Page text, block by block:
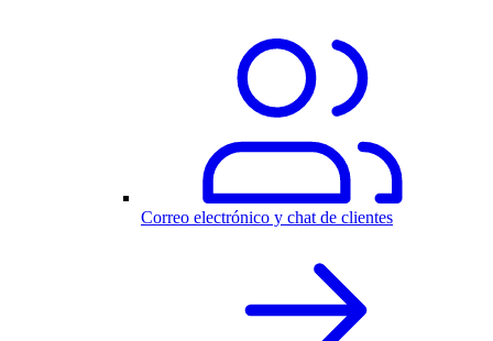
Correo electrónico y chat de clientes